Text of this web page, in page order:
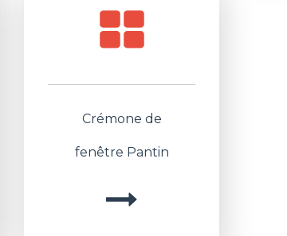
Crémone de
fenêtre Pantin